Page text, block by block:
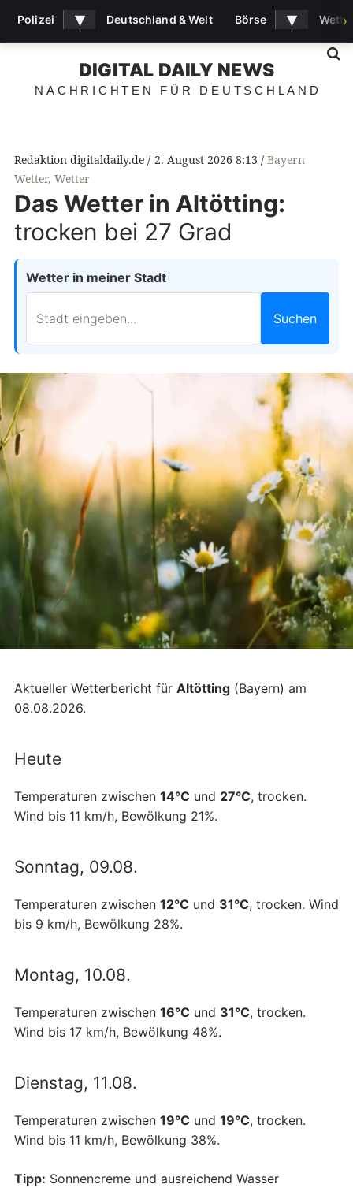
DIGITAL DAILY NEWS
NACHRICHTEN FÜR DEUTSCHLAND
Redaktion digitaldaily.de 2. August 2026 8:13
Bayern
Wetter, Wetter
Das Wetter in Altötting:
trocken bei 27 Grad
Wetter in meiner Stadt
Suchen
Aktueller Wetterbericht für Altötting (Bayern) am
08.08.2026.
Heute
Temperaturen zwischen 14°C und 27°C, trocken.
Wind bis 11 km/h, Bewölkung 21%.
Sonntag, 09.08.
Temperaturen zwischen 12°C und 31°C, trocken. Wind
bis 9 km/h, Bewölkung 28%.
Montag, 10.08.
Temperaturen zwischen 16°C und 31°C, trocken.
Wind bis 17 km/h, Bewölkung 48%.
Dienstag, 11.08.
Temperaturen zwischen 19°C und 19°C, trocken.
Wind bis 11 km/h, Bewölkung 38%.
Tipp: Sonnencreme und ausreichend Wasser
Polizei ▾ Deutschland & Welt Börse ▾ ›